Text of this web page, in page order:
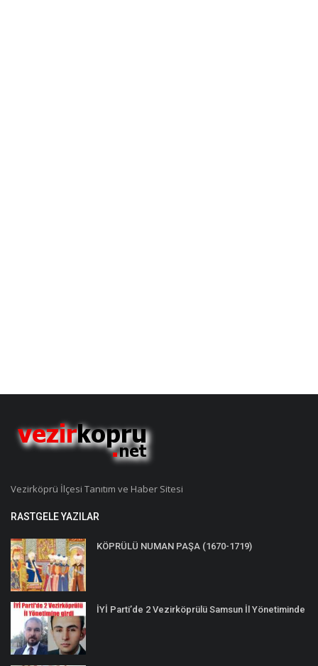
Vezirköprü İlçesi Tanıtım ve Haber Sitesi
RASTGELE YAZILAR
KÖPRÜLÜ NUMAN PAŞA (1670-1719)
İYİ Parti’de 2 Vezirköprülü Samsun İl Yönetiminde